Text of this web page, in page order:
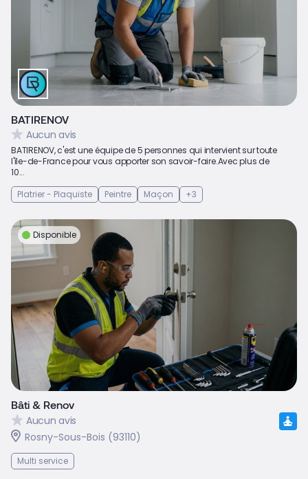
BATIRENOV
Aucun avis
BATIRENOV, c'est une équipe de 5 personnes qui intervient sur toute
l'île-de-France pour vous apporter son savoir-faire.Avec plus de
10...
Platrier - Plaquiste
Peintre Maçon +3
Disponible
Bâti & Renov
Aucun avis
Rosny-Sous-Bois (93110)
Multi service